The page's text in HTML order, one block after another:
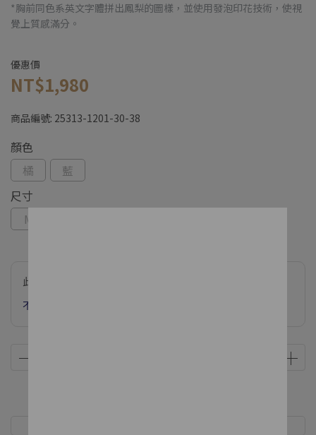
*胸前同色系英文字體拼出鳳梨的圖樣，並使用發泡印花技術，使視
覺上質感滿分。
優惠價
NT$1,980
商品編號: 25313-1201-30-38
顏色
橘
藍
尺寸
M
此商品參與的優惠活動
不限金額下單 享網路獨家款加購價